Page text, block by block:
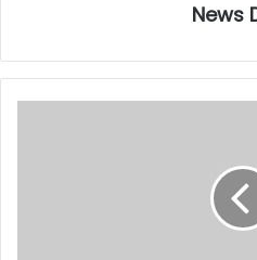
News